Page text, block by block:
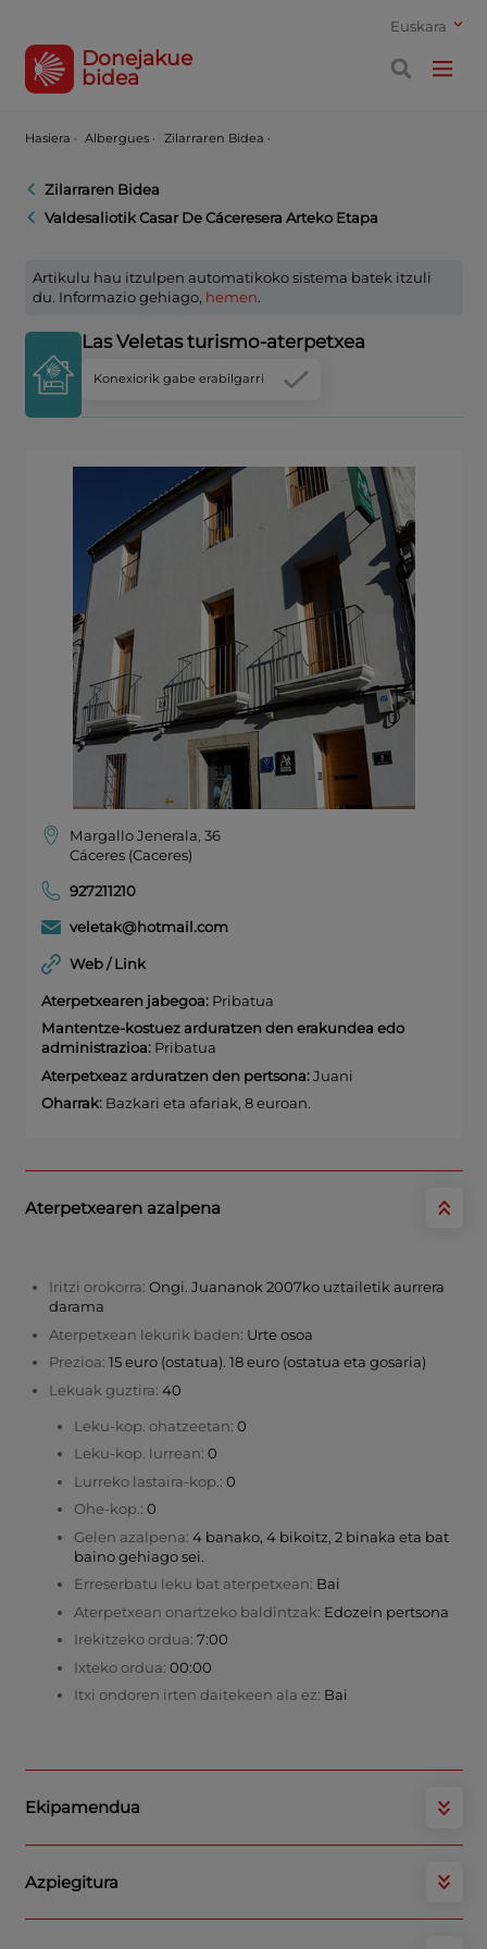
Euskara
Donejakue
bidea
Hasiera · Albergues · Zilarraren Bidea ·
Zilarraren Bidea
Valdesaliotik Casar De Cáceresera Arteko Etapa
Artikulu hau itzulpen automatikoko sistema batek itzuli
du. Informazio gehiago, hemen.
Las Veletas turismo-aterpetxea
Konexiorik gabe erabilgarri
Margallo Jenerala, 36
Cáceres (Caceres)
927211210
veletak@hotmail.com
Web / Link
Aterpetxearen jabegoa:Pribatua
Mantentze-kostuez arduratzen den erakundea edo
administrazioa:Pribatua
Aterpetxeaz arduratzen den pertsona:Juani
Oharrak:Bazkari eta afariak, 8 euroan.
Aterpetxearen azalpena
Iritzi orokorra: Ongi. Juananok 2007ko uztailetik aurrera
darama
Aterpetxean lekurik baden: Urte osoa
Prezioa: 15 euro (ostatua). 18 euro (ostatua eta gosaria)
Lekuak guztira: 40
Leku-kop. ohatzeetan: 0
Leku-kop. lurrean: 0
Lurreko lastaira-kop.: 0
Ohe-kop.: 0
Gelen azalpena: 4 banako, 4 bikoitz, 2 binaka eta bat
baino gehiago sei.
Erreserbatu leku bat aterpetxean: Bai
Aterpetxean onartzeko baldintzak: Edozein pertsona
Irekitzeko ordua: 7:00
Ixteko ordua: 00:00
Itxi ondoren irten daitekeen ala ez: Bai
Ekipamendua
Azpiegitura